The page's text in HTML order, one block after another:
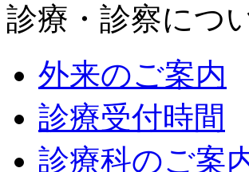
診療・診察につ
外来のご案内
診療受付時間
診療科のご案